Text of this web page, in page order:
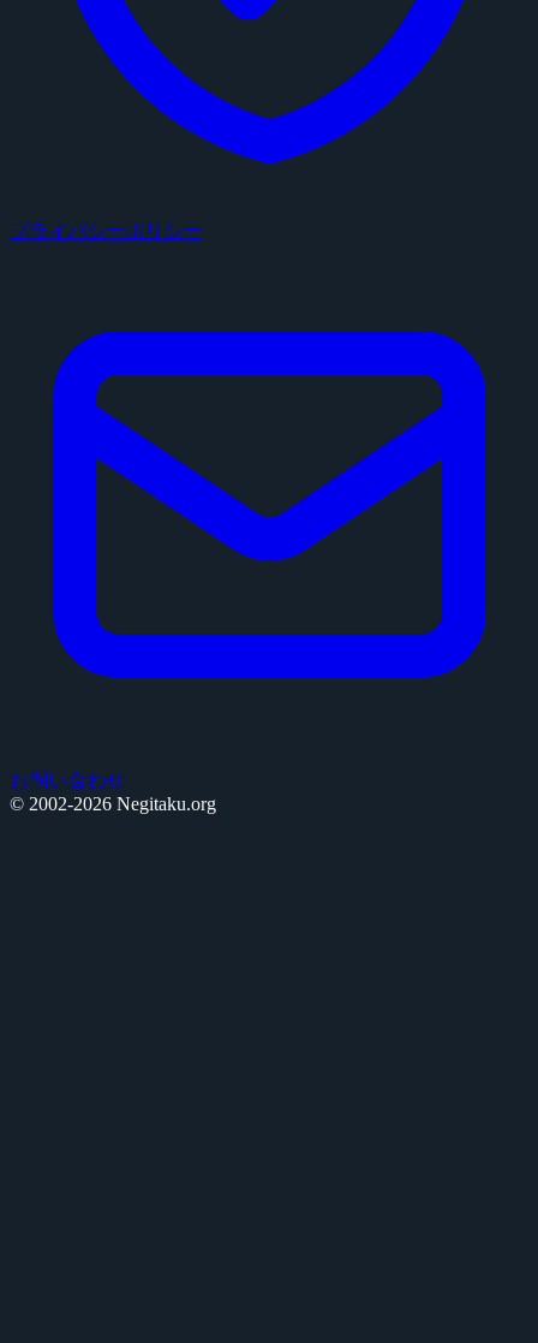
プライバシーポリシー
お問い合わせ
© 2002-2026 Negitaku.org